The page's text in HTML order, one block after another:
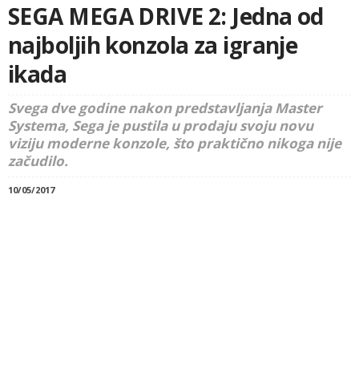
SEGA MEGA DRIVE 2: Jedna od
najboljih konzola za igranje
ikada
Svega dve godine nakon predstavljanja Master
Systema, Sega je pustila u prodaju svoju novu
viziju moderne konzole, što praktično nikoga nije
začudilo.
10/05/2017